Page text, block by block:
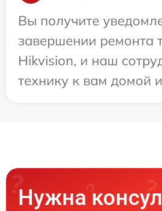
Вы получите
завершении ремонта
Hikvision, и наш
технику к вам домой
Нужна